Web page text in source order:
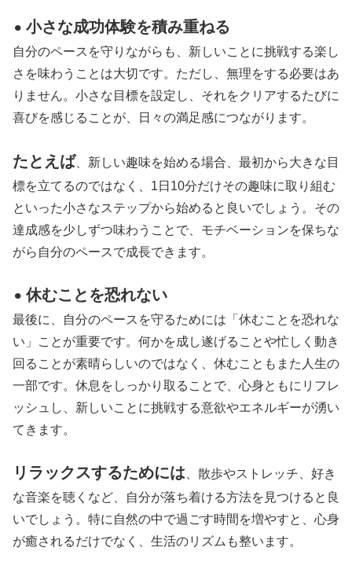
⚫︎ 小さな成功体験を積み重ねる
自分のペースを守りながらも、新しいことに挑戦する楽し
さを味わうことは大切です。ただし、無理をする必要はあ
りません。小さな目標を設定し、それをクリアするたびに
喜びを感じることが、日々の満足感につながります。
たとえば 、新しい趣味を始める場合、最初から大きな目
標を立てるのではなく、1日10分だけその趣味に取り組む
といった小さなステップから始めると良いでしょう。その
達成感を少しずつ味わうことで、モチベーションを保ちな
がら自分のペースで成長できます。
⚫︎ 休むことを恐れない
最後に、自分のペースを守るためには「休むことを恐れな
い」ことが重要です。何かを成し遂げることや忙しく動き
回ることが素晴らしいのではなく、休むこともまた人生の
一部です。休息をしっかり取ることで、心身ともにリフレ
ッシュし、新しいことに挑戦する意欲やエネルギーが湧い
てきます。
リラックスするためには 、散歩やストレッチ、好き
な音楽を聴くなど、自分が落ち着ける方法を見つけると良
いでしょう。特に自然の中で過ごす時間を増やすと、心身
が癒されるだけでなく、生活のリズムも整います。